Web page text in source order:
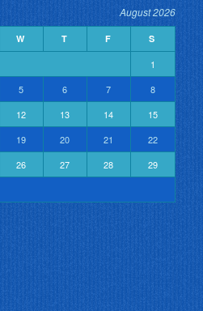
August 2026
W T F S
1
5 6 7
8
12 13 14
15
19 20 21
22
26 27 28
29